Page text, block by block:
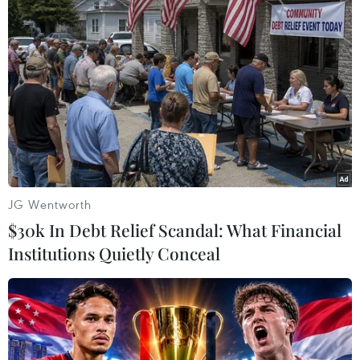
TIN LIÊN QUAN
Grab tăng giá cước đã tác động kép đến cả
tài xế và ‘thượng đế’
JG Wentworth
$30k In Debt Relief Scandal: What Financial
Institutions Quietly Conceal